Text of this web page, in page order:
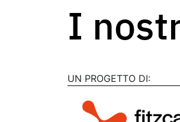
I
UN PROGETTO DI: